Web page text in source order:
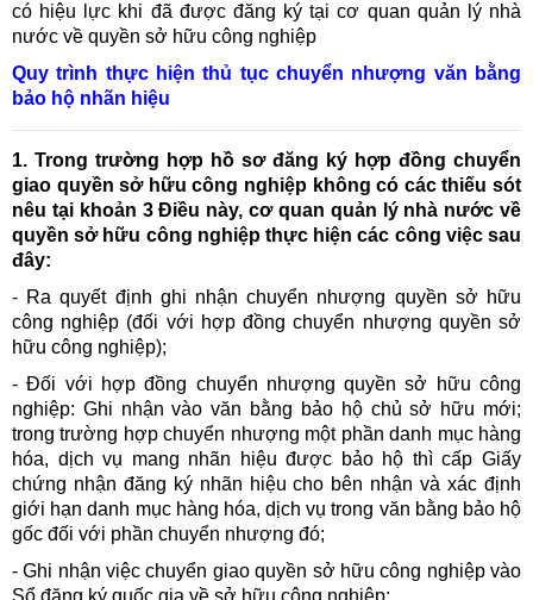
có hiệu lực khi đã được đăng ký tại cơ quan quản lý nhà
nước về quyền sở hữu công nghiệp
Quy trình thực hiện thủ tục chuyển nhượng văn bằng
bảo hộ nhãn hiệu
1. Trong trường hợp hồ sơ đăng ký hợp đồng chuyển
giao quyền sở hữu công nghiệp không có các thiếu sót
nêu tại khoản 3 Điều này, cơ quan quản lý nhà nước về
quyền sở hữu công nghiệp thực hiện các công việc sau
đây:
- Ra quyết định ghi nhận chuyển nhượng quyền sở hữu
công nghiệp (đối với hợp đồng chuyển nhượng quyền sở
hữu công nghiệp);
- Đối với hợp đồng chuyển nhượng quyền sở hữu công
nghiệp: Ghi nhận vào văn bằng bảo hộ chủ sở hữu mới;
trong trường hợp chuyển nhượng một phần danh mục hàng
hóa, dịch vụ mang nhãn hiệu được bảo hộ thì cấp Giấy
chứng nhận đăng ký nhãn hiệu cho bên nhận và xác định
giới hạn danh mục hàng hóa, dịch vụ trong văn bằng bảo hộ
gốc đối với phần chuyển nhượng đó;
- Ghi nhận việc chuyển giao quyền sở hữu công nghiệp vào
Sổ đăng ký quốc gia về sở hữu công nghiệp;